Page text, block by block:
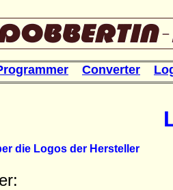
Converter
die Logos der Hersteller